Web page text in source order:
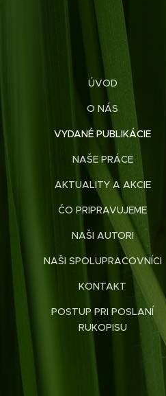
ÚVOD
O NÁS
VYDANÉ PUBLIKÁCIE
NAŠE PRÁCE
AKTUALITY A AKCIE
ČO PRIPRAVUJEME
NAŠI AUTORI
NAŠI SPOLUPRACOVNÍCI
KONTAKT
POSTUP PRI POSLANÍ
RUKOPISU